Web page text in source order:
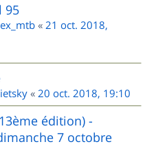
95
« 21 oct. 2018,
« 20 oct. 2018, 19:10
édition) -
7 octobre